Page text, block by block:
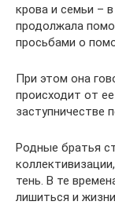
крова и семьи –
продолжала
просьбами о
При этом она
происходит от
заступничестве
Родные братья
тень. В те
лишиться и жизни.